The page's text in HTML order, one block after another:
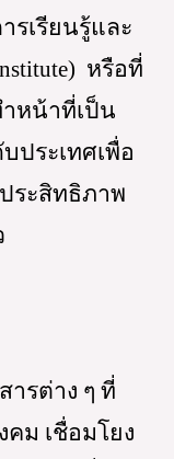
รเรียนรู้และ
หรือที่
ำหน้าที่เป็น
ประเทศเพื่อ
ระสิทธิภาพ
รต่าง ๆ ที่
ม เชื่อมโยง